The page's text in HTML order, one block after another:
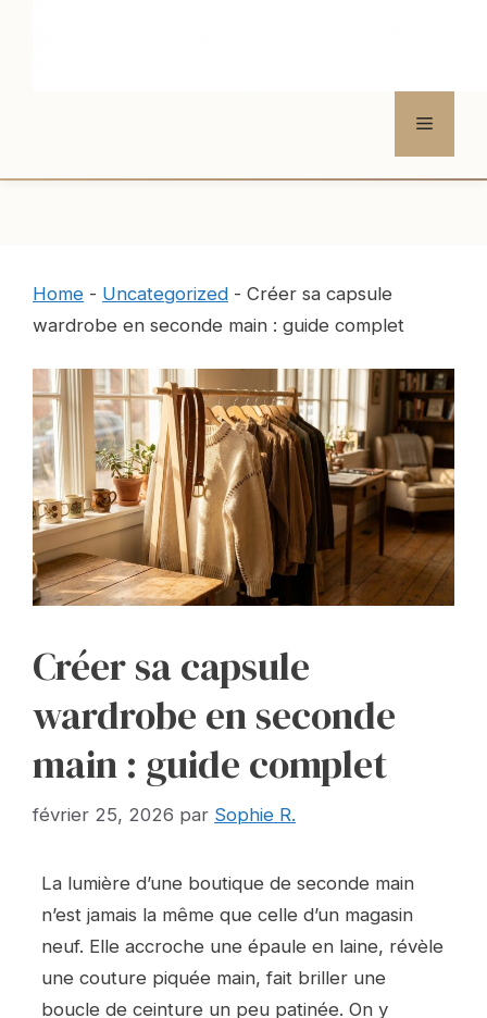
Menu
Home - Uncategorized - Créer sa capsule
wardrobe en seconde main : guide complet
Créer sa capsule
wardrobe en seconde
main : guide complet
février 25, 2026 par Sophie R.
La lumière d’une boutique de seconde main
n’est jamais la même que celle d’un magasin
neuf. Elle accroche une épaule en laine, révèle
une couture piquée main, fait briller une
boucle de ceinture un peu patinée. On y